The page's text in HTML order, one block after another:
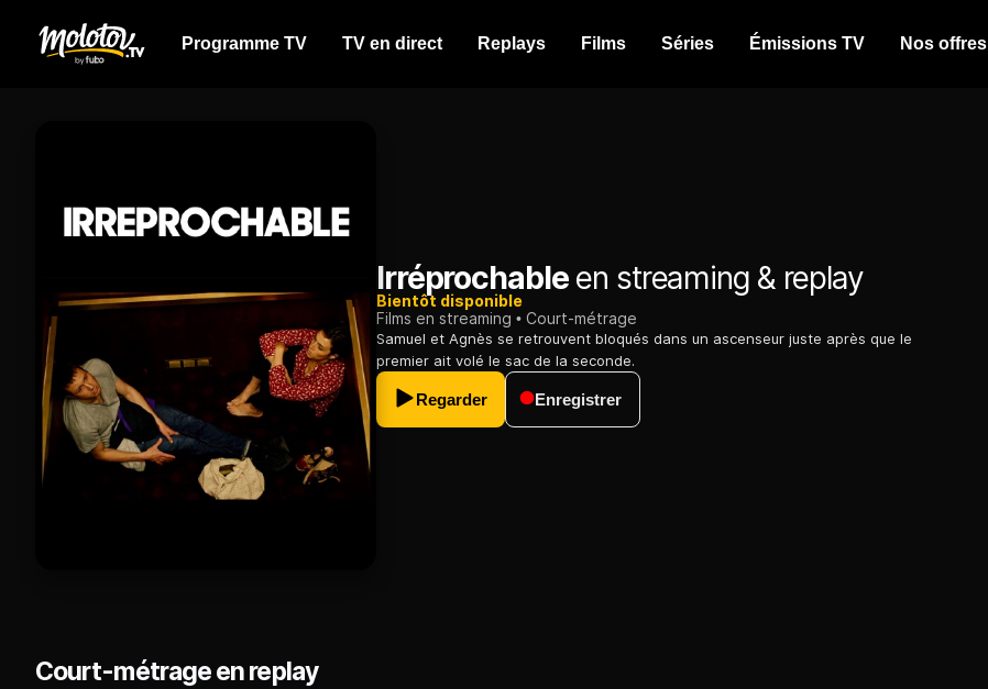
Programme TV TV en direct Replays Films Séries Émissions TV Nos offres
Irréprochableen streaming & replay
Bientôt disponible
Films en streaming
Court-métrage
Samuel et Agnès se retrouvent bloqués dans un ascenseur juste après que le
premier ait volé le sac de la seconde.
Regarder Enregistrer
Court-métrage en replay